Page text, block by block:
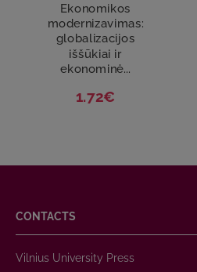
Ekonomikos
modernizavimas:
globalizacijos
iššūkiai ir
ekonominė...
1.72€
CONTACTS
Vilnius University Press